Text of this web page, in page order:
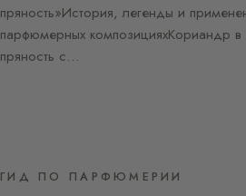
пряность»История, легенды и
парфюмерных композицияхКориандр
пряность с…
ГИД ПО ПАРФЮМЕРИИ